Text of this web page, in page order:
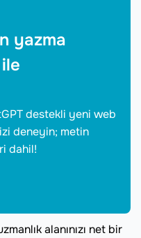
yazma
destekli yeni web
deneyin; metin
dahil!
alanınızı net bir